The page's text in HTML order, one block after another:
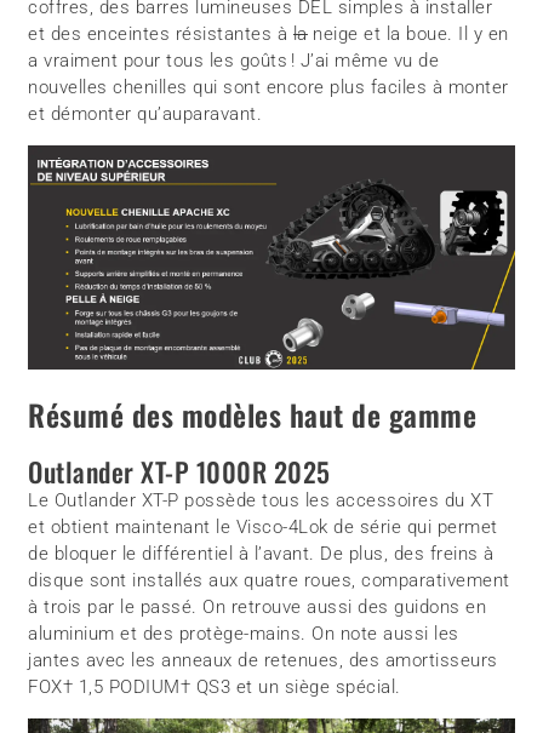
coffres, des barres lumineuses DEL simples à installer
et des enceintes résistantes à laneige et la boue. Il y en
a vraiment pour tous les goûts ! J’ai même vu de
nouvelles chenilles qui sont encore plus faciles à monter
et démonter qu’auparavant.
Résumé des modèles haut de gamme
Outlander XT-P 1000R 2025
Le Outlander XT-P possède tous les accessoires du XT
et obtient maintenant le Visco-4Lok de série qui permet
de bloquer le différentiel à l’avant. De plus, des freins à
disque sont installés aux quatre roues, comparativement
à trois par le passé. On retrouve aussi des guidons en
aluminium et des protège-mains. On note aussi les
jantes avec les anneaux de retenues, des amortisseurs
FOX† 1,5 PODIUM† QS3 et un siège spécial.